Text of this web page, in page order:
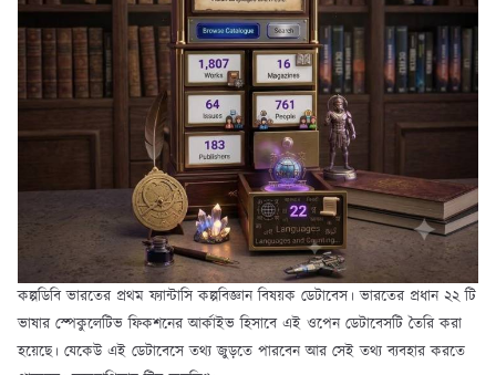
কল্পডিবি ভারতের প্রথম ফ্যান্টাসি কল্পবিজ্ঞান বিষয়ক ডেটাবেস। ভারতের প্রধান ২২ টি
ভাষার স্পেকুলেটিভ ফিকশনের আর্কাইভ হিসাবে এই ওপেন ডেটাবেসটি তৈরি করা
হয়েছে। যেকেউ এই ডেটাবেসে তথ্য জুড়তে পারবেন আর সেই তথ্য ব্যবহার করতে